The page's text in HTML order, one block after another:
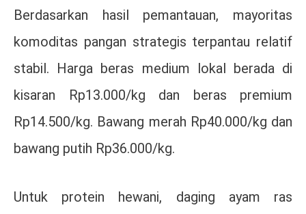
Berdasarkan hasil pemantauan, mayoritas
komoditas pangan strategis terpantau relatif
stabil. Harga beras medium lokal berada di
kisaran Rp13.000/kg dan beras premium
Rp14.500/kg. Bawang merah Rp40.000/kg dan
bawang putih Rp36.000/kg.
Untuk protein hewani, daging ayam ras